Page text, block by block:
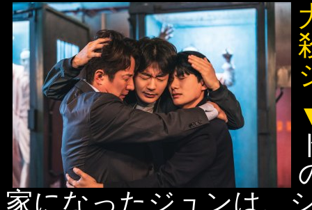
家になったジュンは、